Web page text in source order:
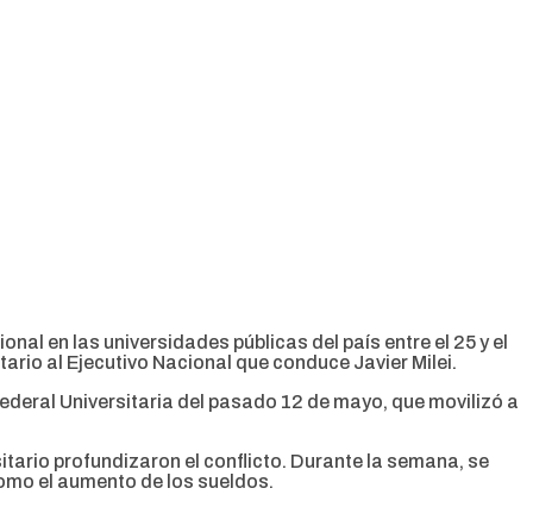
en las universidades públicas del país entre el 25 y el
al Ejecutivo Nacional que conduce Javier Milei.
Universitaria del pasado 12 de mayo, que movilizó a
profundizaron el conflicto. Durante la semana, se
el aumento de los sueldos.